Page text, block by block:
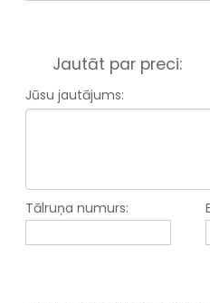
Jautāt par preci:
Jūsu jautājums:
Tālruņa numurs: